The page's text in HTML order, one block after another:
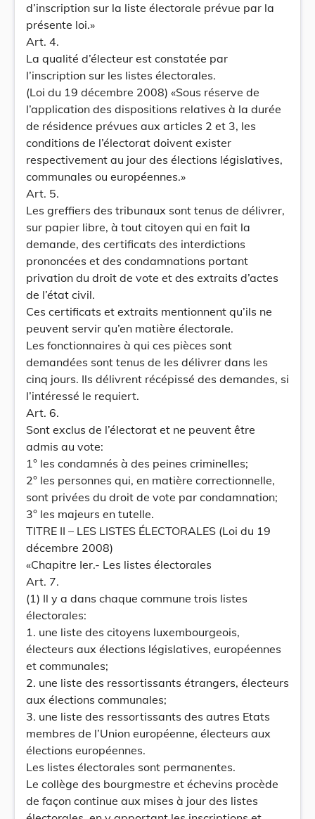
d’inscription sur la liste électorale prévue par la
présente loi.»
Art. 4.
La qualité d’électeur est constatée par
l’inscription sur les listes électorales.
(Loi du 19 décembre 2008) «Sous réserve de
l’application des dispositions relatives à la durée
de résidence prévues aux articles 2 et 3, les
conditions de l’électorat doivent exister
respectivement au jour des élections législatives,
communales ou européennes.»
Art. 5.
Les greffiers des tribunaux sont tenus de délivrer,
sur papier libre, à tout citoyen qui en fait la
demande, des certificats des interdictions
prononcées et des condamnations portant
privation du droit de vote et des extraits d’actes
de l’état civil.
Ces certificats et extraits mentionnent qu’ils ne
peuvent servir qu’en matière électorale.
Les fonctionnaires à qui ces pièces sont
demandées sont tenus de les délivrer dans les
cinq jours. Ils délivrent récépissé des demandes, si
l’intéressé le requiert.
Art. 6.
Sont exclus de l’électorat et ne peuvent être
admis au vote:
1° les condamnés à des peines criminelles;
2° les personnes qui, en matière correctionnelle,
sont privées du droit de vote par condamnation;
3° les majeurs en tutelle.
TITRE II – LES LISTES ÉLECTORALES (Loi du 19
décembre 2008)
«Chapitre Ier.- Les listes électorales
Art. 7.
(1) Il y a dans chaque commune trois listes
électorales:
1. une liste des citoyens luxembourgeois,
électeurs aux élections législatives, européennes
et communales;
2. une liste des ressortissants étrangers, électeurs
aux élections communales;
3. une liste des ressortissants des autres Etats
membres de l’Union européenne, électeurs aux
élections européennes.
Les listes électorales sont permanentes.
Le collège des bourgmestre et échevins procède
de façon continue aux mises à jour des listes